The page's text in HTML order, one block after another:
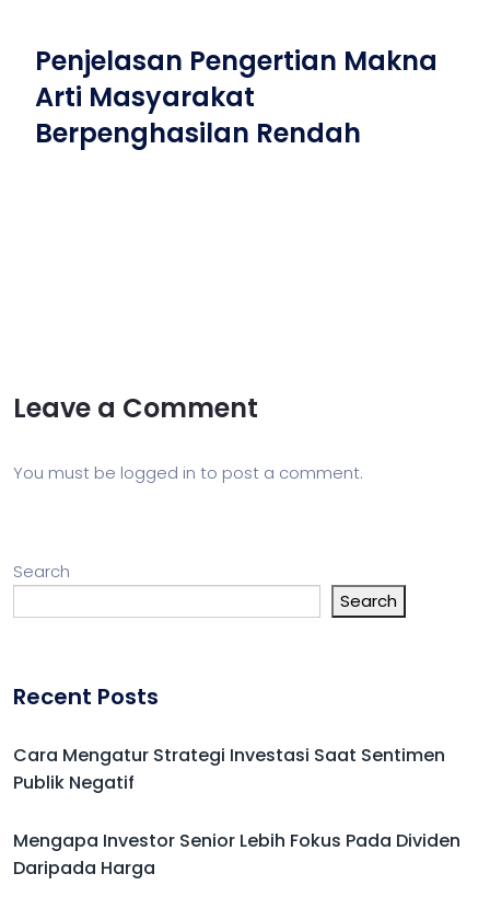
Penjelasan Pengertian Makna
Arti Masyarakat
Berpenghasilan Rendah
Leave a Comment
You must be logged in to post a comment.
Search
Search
Recent Posts
Cara Mengatur Strategi Investasi Saat Sentimen
Publik Negatif
Mengapa Investor Senior Lebih Fokus Pada Dividen
Daripada Harga